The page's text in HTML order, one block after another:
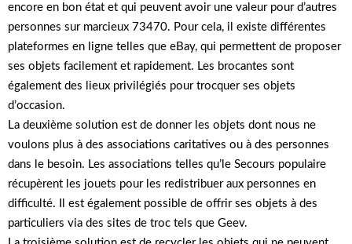
encore en bon état et qui peuvent avoir une valeur pour d’autres
personnes sur marcieux 73470. Pour cela, il existe différentes
plateformes en ligne telles que eBay, qui permettent de proposer
ses objets facilement et rapidement. Les brocantes sont
également des lieux privilégiés pour trocquer ses objets
d’occasion.
La deuxième solution est de donner les objets dont nous ne
voulons plus à des associations caritatives ou à des personnes
dans le besoin. Les associations telles qu’le Secours populaire
récupèrent les jouets pour les redistribuer aux personnes en
difficulté. Il est également possible de offrir ses objets à des
particuliers via des sites de troc tels que Geev.